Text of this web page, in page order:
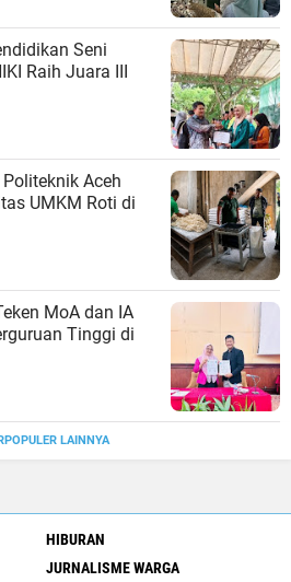
Seni
Raih Juara III
Aceh
UMKM Roti di
MoA dan IA
Tinggi di
LAINNYA
HIBURAN
JURNALISME WARGA